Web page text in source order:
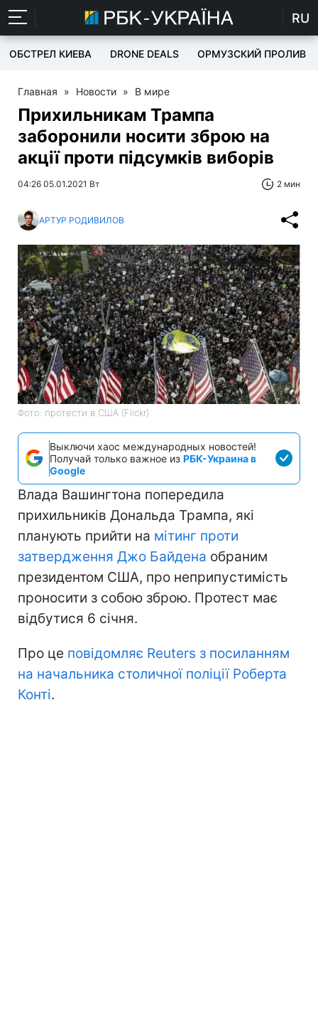
RU
ОБСТРЕЛ КИЕВА DRONE DEALS ОРМУЗСКИЙ ПРОЛИВ
Главная » Новости » В мире
Прихильникам Трампа
заборонили носити зброю на
акції проти підсумків виборів
04:26 05.01.2021 Вт 2 мин
АРТУР РОДИВИЛОВ
Фото: протести в США (Flickr)
Выключи хаос международных новостей!
Получай только важное из РБК-Украина в
Google
Влада Вашингтона попередила
прихильників Дональда Трампа, які
планують прийти на мітинг проти
затвердження Джо Байдена обраним
президентом США, про неприпустимість
проносити з собою зброю. Протест має
відбутися 6 січня.
Про це повідомляє Reuters з посиланням
на начальника столичної поліції Роберта
Конті.